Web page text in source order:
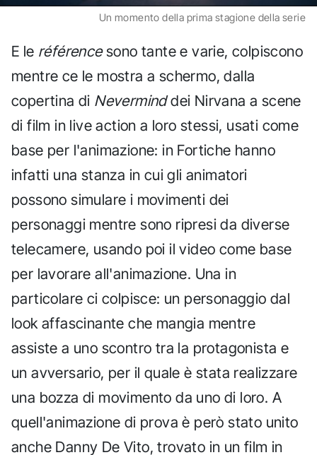
Un momento della prima stagione della serie
E le référencesono tante e varie, colpiscono
mentre ce le mostra a schermo, dalla
copertina di Neverminddei Nirvana a scene
di film in live action a loro stessi, usati come
base per l'animazione: in Fortiche hanno
infatti una stanza in cui gli animatori
possono simulare i movimenti dei
personaggi mentre sono ripresi da diverse
telecamere, usando poi il video come base
per lavorare all'animazione. Una in
particolare ci colpisce: un personaggio dal
look affascinante che mangia mentre
assiste a uno scontro tra la protagonista e
un avversario, per il quale è stata realizzare
una bozza di movimento da uno di loro. A
quell'animazione di prova è però stato unito
anche Danny De Vito, trovato in un film in